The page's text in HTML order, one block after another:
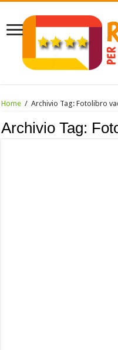
Home / Archivio Tag:Fotolibro
Archivio Tag: